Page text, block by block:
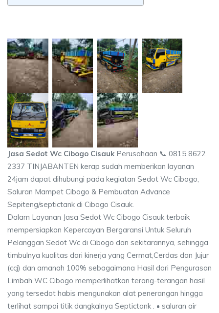
Jasa Sedot Wc Cibogo Cisauk Perusahaan 📞 0815 8622
2337 TINJABANTEN kerap sudah memberikan layanan
24jam dapat dihubungi pada kegiatan Sedot Wc Cibogo,
Saluran Mampet Cibogo & Pembuatan Advance
Sepiteng/septictank di Cibogo Cisauk.
Dalam Layanan Jasa Sedot Wc Cibogo Cisauk terbaik
mempersiapkan Kepercayan Bergaransi Untuk Seluruh
Pelanggan Sedot Wc di Cibogo dan sekitarannya, sehingga
timbulnya kualitas dari kinerja yang Cermat,Cerdas dan Jujur
(ccj) dan amanah 100% sebagaimana Hasil dari Pengurasan
Limbah WC Cibogo memperlihatkan terang-terangan hasil
yang tersedot habis mengunakan alat penerangan hingga
terlihat sampai titik dangkalnya Septictank . • saluran air